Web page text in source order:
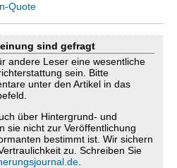
Quote
sind gefragt
andere Leser eine wesentliche
sein. Bitte
unter den Artikel in das
über Hintergrund- und
sie nicht zur Veröffentlichung
bestimmt ist. Wir sichern
zu. Schreiben Sie